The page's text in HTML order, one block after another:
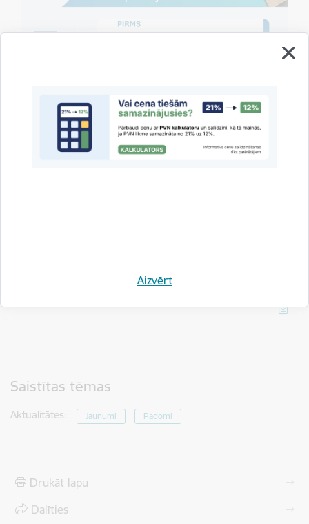
Aizvērt
Saistītas tēmas
Aktualitātes: Jaunumi Padomi
Drukāt lapu
Dalīties